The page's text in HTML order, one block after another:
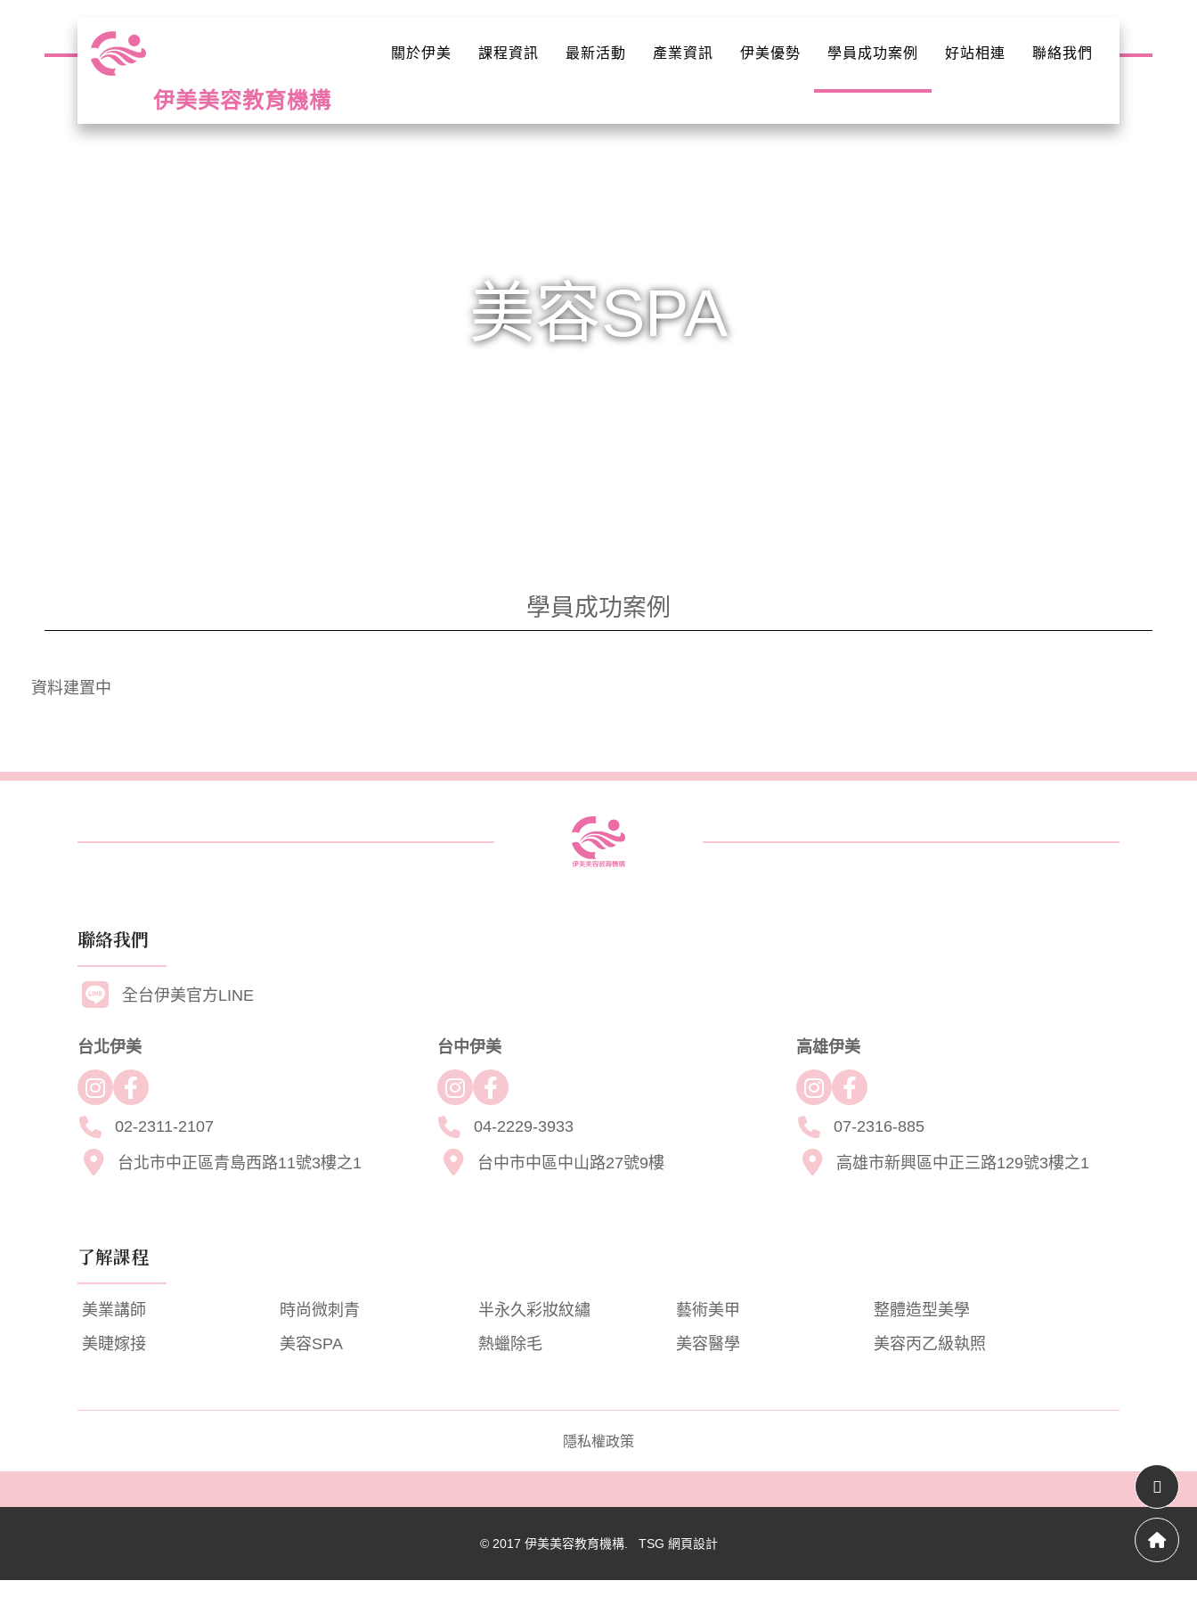
伊美美容教育機構
關於伊美 課程資訊 最新活動 產業資訊 伊美優勢 學員成功案例 好站相連 聯絡我們
美容SPA
學員成功案例
資料建置中
聯絡我們
全台伊美官方LINE
台北伊美
02-2311-2107
台北市中正區青島西路11號3樓之1
台中伊美
04-2229-3933
台中市中區中山路27號9樓
高雄伊美
07-2316-885
高雄市新興區中正三路129號3樓之1
了解課程
美業講師 時尚微刺青 半永久彩妝紋繡 藝術美甲
整體造型美學
美睫嫁接
美容SPA 熱蠟除毛 美容醫學 美容丙乙級執照
隱私權政策
© 2017 伊美美容教育機構. TSG 網頁設計